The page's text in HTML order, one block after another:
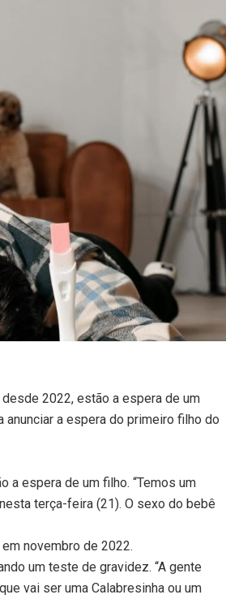
2022, estão a espera de um
anunciar a espera do primeiro filho do
a espera de um filho. “Temos um
terça-feira (21). O sexo do bebê
novembro de 2022.
um teste de gravidez. “A gente
vai ser uma Calabresinha ou um